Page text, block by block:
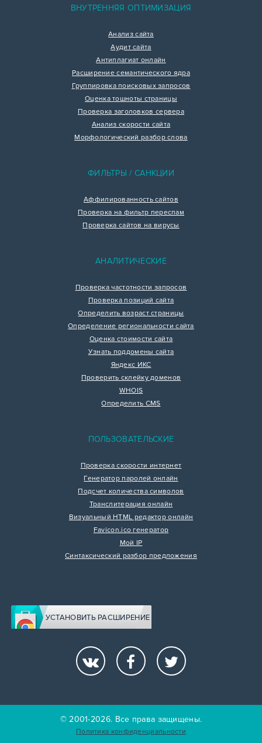
ВНУТРЕННЯЯ ОПТИМИЗАЦИЯ
Анализ сайта
Аудит сайта
Антиплагиат онлайн
Расширение семантического ядра
Группировка поисковых запросов
Оценка тошноты страницы
Проверка заголовков сервера
Анализ скорости сайта
Морфологический разбор слова
ФИЛЬТРЫ / САНКЦИИ
Аффилированность сайтов
Проверка на фильтр переспам
Проверка сайтов на вирусы
АНАЛИТИЧЕСКИЕ
Проверка частотности запросов
Проверка позиций сайта
Определить возраст страницы
Определение региональности сайта
Оценка стоимости сайта
Узнать поддомены сайта
Яндекс ИКС
Проверить склейку доменов
WHOIS
Определить CMS
ПОЛЬЗОВАТЕЛЬСКИЕ
Проверка скорости интернет
Генератор паролей онлайн
Подсчет количества символов
Транслитерация онлайн
Визуальный HTML редактор онлайн
Favicon.ico генератор
Мой IP
Синтаксический разбор предложения
УСТАНОВИТЬ РАСШИРЕНИЕ
© 2001-2026. Все права защищены.
Политика конфиденциальности